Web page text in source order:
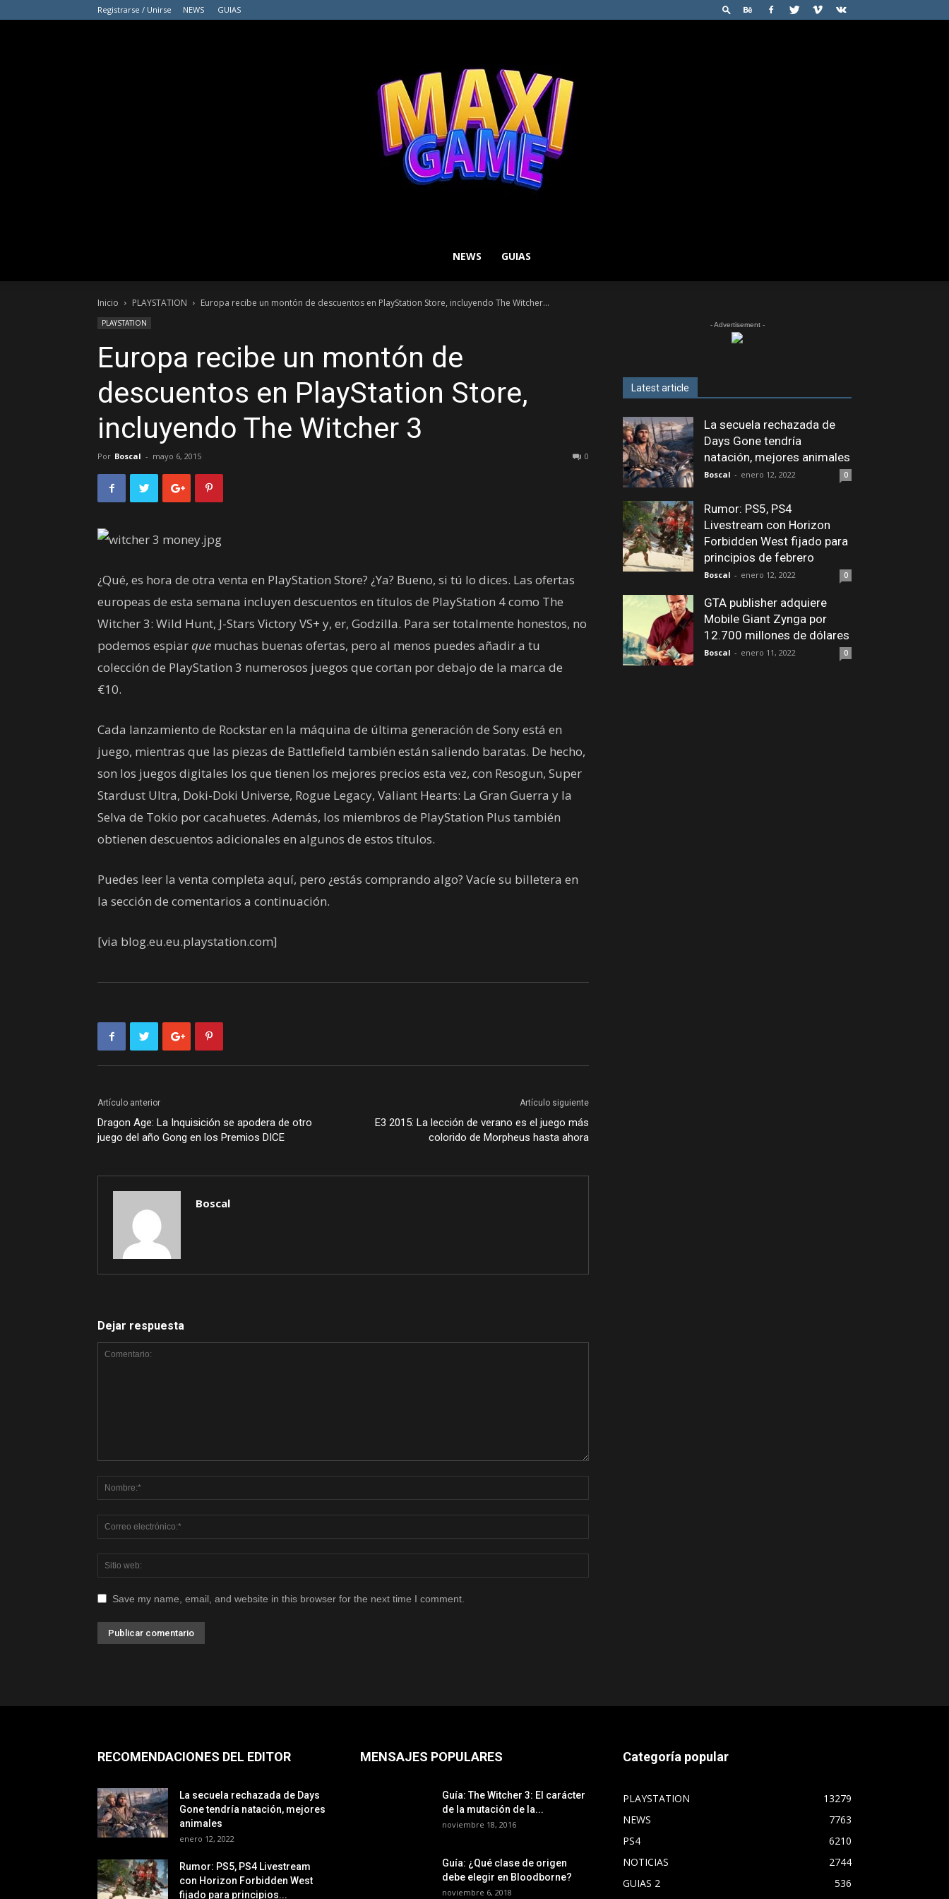
Registrarse / Unirse NEWS GUIAS
NEWS GUIAS
Inicio PLAYSTATION Europa recibe un montón de descuentos en PlayStation Store, incluyendo The Witcher...
PLAYSTATION
Europa recibe un montón de
descuentos en PlayStation Store,
incluyendo The Witcher 3
Por Boscal - mayo 6, 2015 0
¿Qué, es hora de otra venta en PlayStation Store? ¿Ya? Bueno, si tú lo dices. Las ofertas
europeas de esta semana incluyen descuentos en títulos de PlayStation 4 como The
Witcher 3: Wild Hunt, J-Stars Victory VS+ y, er, Godzilla. Para ser totalmente honestos, no
podemos espiar que muchas buenas ofertas, pero al menos puedes añadir a tu
colección de PlayStation 3 numerosos juegos que cortan por debajo de la marca de
€10.
Cada lanzamiento de Rockstar en la máquina de última generación de Sony está en
juego, mientras que las piezas de Battlefield también están saliendo baratas. De hecho,
son los juegos digitales los que tienen los mejores precios esta vez, con Resogun, Super
Stardust Ultra, Doki-Doki Universe, Rogue Legacy, Valiant Hearts: La Gran Guerra y la
Selva de Tokio por cacahuetes. Además, los miembros de PlayStation Plus también
obtienen descuentos adicionales en algunos de estos títulos.
Puedes leer la venta completa aquí, pero ¿estás comprando algo? Vacíe su billetera en
la sección de comentarios a continuación.
[via blog.eu.eu.playstation.com]
Artículo anterior
Dragon Age: La Inquisición se apodera de otro
juego del año Gong en los Premios DICE
Artículo siguiente
E3 2015: La lección de verano es el juego más
colorido de Morpheus hasta ahora
Boscal
Dejar respuesta
Save my name, email, and website in this browser for the next time I comment.
- Advertisement -
Latest article
La secuela rechazada de
Days Gone tendría
natación, mejores animales
Boscal - enero 12, 2022 0
Rumor: PS5, PS4
Livestream con Horizon
Forbidden West fijado para
principios de febrero
Boscal - enero 12, 2022 0
GTA publisher adquiere
Mobile Giant Zynga por
12.700 millones de dólares
Boscal - enero 11, 2022 0
RECOMENDACIONES DEL EDITOR
La secuela rechazada de Days
Gone tendría natación, mejores
animales
enero 12, 2022
Rumor: PS5, PS4 Livestream
con Horizon Forbidden West
fijado para principios...
MENSAJES POPULARES
Guía: The Witcher 3: El carácter
de la mutación de la...
noviembre 18, 2016
Guía: ¿Qué clase de origen
debe elegir en Bloodborne?
noviembre 6, 2018
Categoría popular
PLAYSTATION
13279
NEWS
7763
PS4
6210
NOTICIAS
2744
GUIAS 2
536